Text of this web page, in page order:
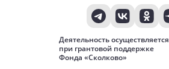
Деятельность осуществляется
при грантовой поддержке
Фонда «Сколково»